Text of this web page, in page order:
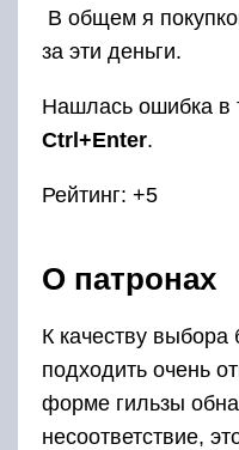
В общем я
за эти деньги.
Нашлась ошибка в
Ctrl+Enter.
Рейтинг: +5
О патронах
К качеству выбора
подходить очень
форме гильзы
несоответствие,